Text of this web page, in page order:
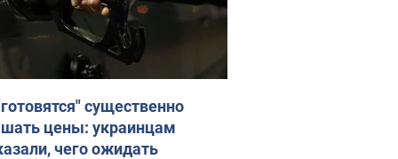
существенно
цены: украинцам
чего ожидать